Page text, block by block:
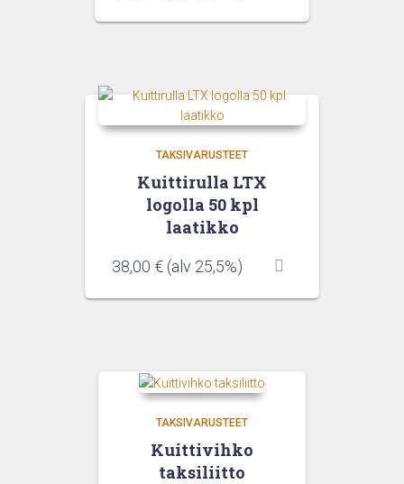
TAKSIVARUSTEET
Kuittirulla LTX
logolla 50 kpl
laatikko
38,00 € (alv 25,5%)
TAKSIVARUSTEET
Kuittivihko
taksiliitto